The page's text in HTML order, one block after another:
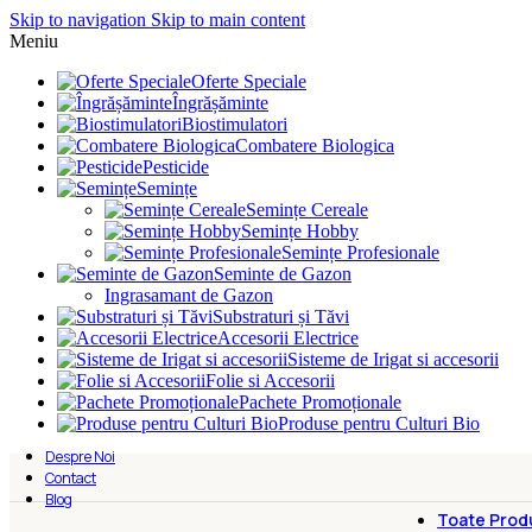
Skip to navigation Skip to main content
Meniu
Oferte Speciale
Îngrășăminte
Biostimulatori
Combatere Biologica
Pesticide
Semințe
Semințe Cereale
Semințe Hobby
Semințe Profesionale
Seminte de Gazon
Ingrasamant de Gazon
Substraturi și Tăvi
Accesorii Electrice
Sisteme de Irigat si accesorii
Folie si Accesorii
Pachete Promoționale
Produse pentru Culturi Bio
Despre Noi
Contact
Blog
Toate